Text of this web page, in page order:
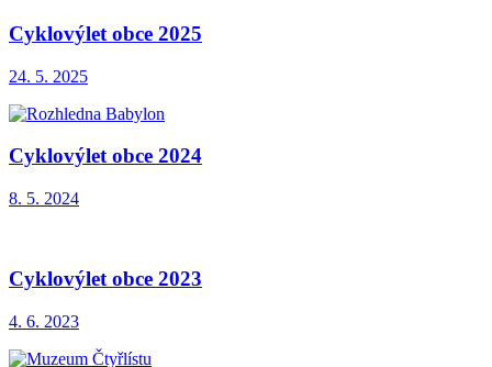
Cyklovýlet obce 2025
24. 5. 2025
Cyklovýlet obce 2024
8. 5. 2024
Cyklovýlet obce 2023
4. 6. 2023